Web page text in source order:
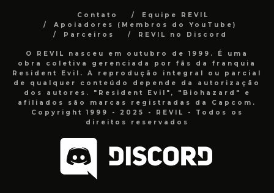
Contato
Equipe REVIL
Apoiadores (Membros do YouTube)
Parceiros
REVIL no Discord
O REVIL nasceu em outubro de 1999. É uma
obra coletiva gerenciada por fãs da franquia
Resident Evil. A reprodução integral ou parcial
de qualquer conteúdo depende da autorização
dos autores. "Resident Evil", "Biohazard" e
afiliados são marcas registradas da Capcom.
Copyright 1999 - 2025 - REVIL - Todos os
direitos reservados